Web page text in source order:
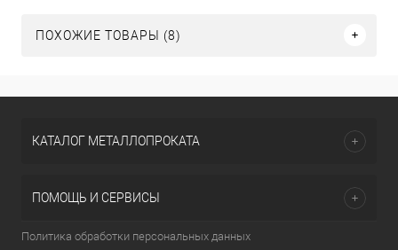
ПОХОЖИЕ ТОВАРЫ (8)
КАТАЛОГ МЕТАЛЛОПРОКАТА
ПОМОЩЬ И СЕРВИСЫ
Политика обработки персональных данных